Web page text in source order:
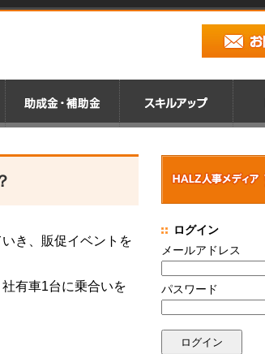
き、販促イベントを
有車1台に乗合いを
ログイン
メールアドレス
パスワード